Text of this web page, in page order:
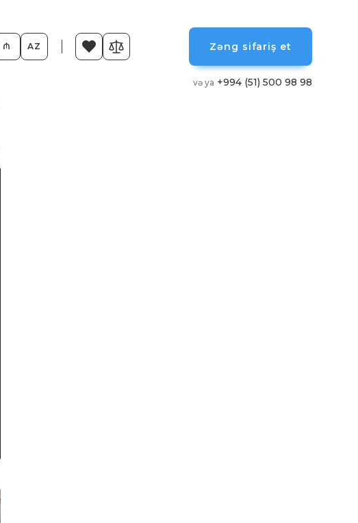
₼ AZ Zəng sifariş et
və ya +994 (51) 500 98 98